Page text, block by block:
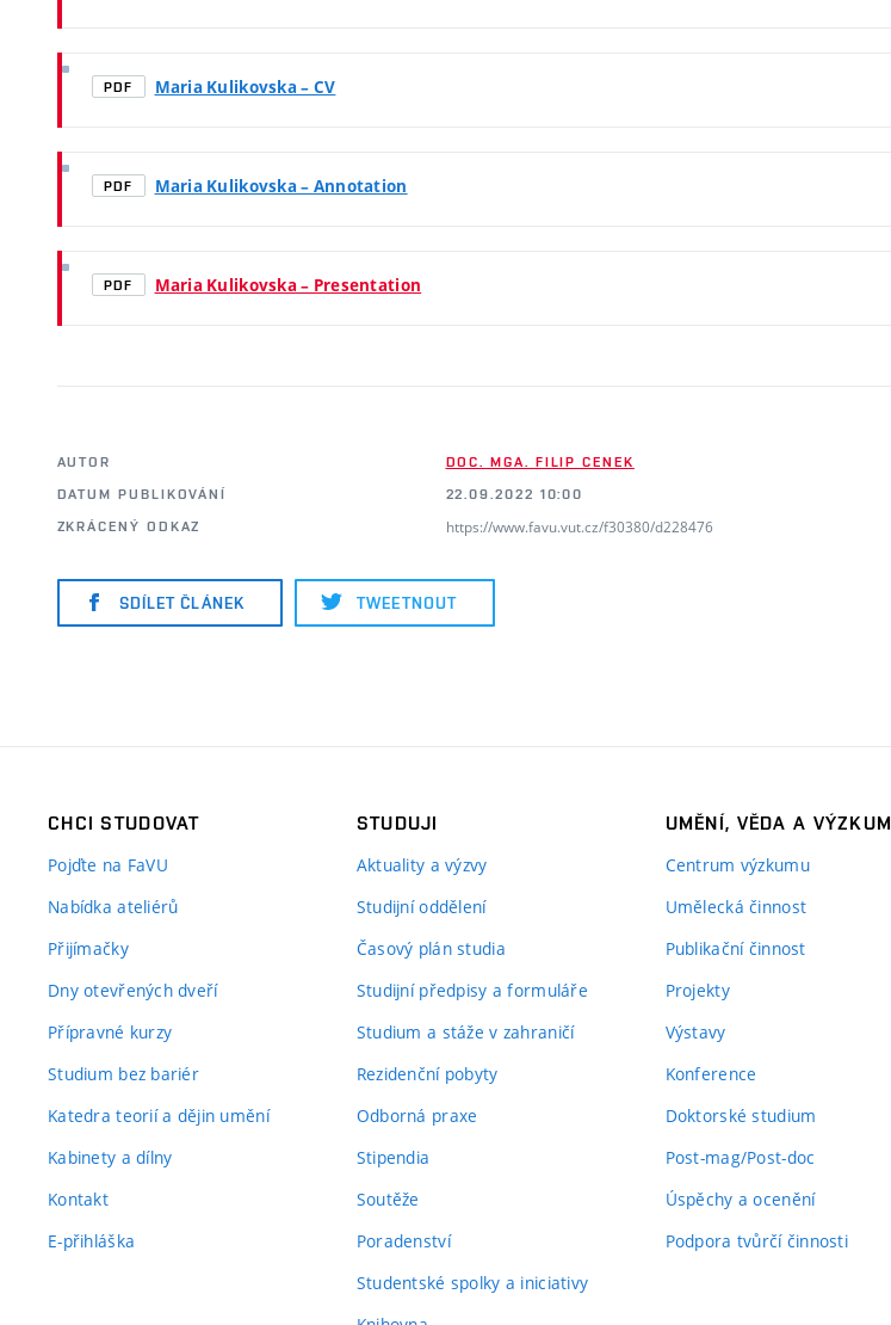
PDF Maria Kulikovska – CV
PDF Maria Kulikovska – Annotation
PDF Maria Kulikovska – Presentation
AUTOR
DOC. MGA. FILIP CENEK
DATUM PUBLIKOVÁNÍ
22.09.2022 10:00
ZKRÁCENÝ ODKAZ
https://www.favu.vut.cz/f30380/d228476
SDÍLET ČLÁNEK TWEETNOUT
CHCI STUDOVAT
Pojďte na FaVU
Nabídka ateliérů
Přijímačky
Dny otevřených dveří
Přípravné kurzy
Studium bez bariér
Katedra teorií a dějin umění
Kabinety a dílny
Kontakt
E-přihláška
STUDUJI
Aktuality a výzvy
Studijní oddělení
Časový plán studia
Studijní předpisy a formuláře
Studium a stáže v zahraničí
Rezidenční pobyty
Odborná praxe
Stipendia
Soutěže
Poradenství
Studentské spolky a iniciativy
UMĚNÍ, VĚDA A VÝZKUM
Centrum výzkumu
Umělecká činnost
Publikační činnost
Projekty
Výstavy
Konference
Doktorské studium
Post-mag/Post-doc
Úspěchy a ocenění
Podpora tvůrčí činnosti